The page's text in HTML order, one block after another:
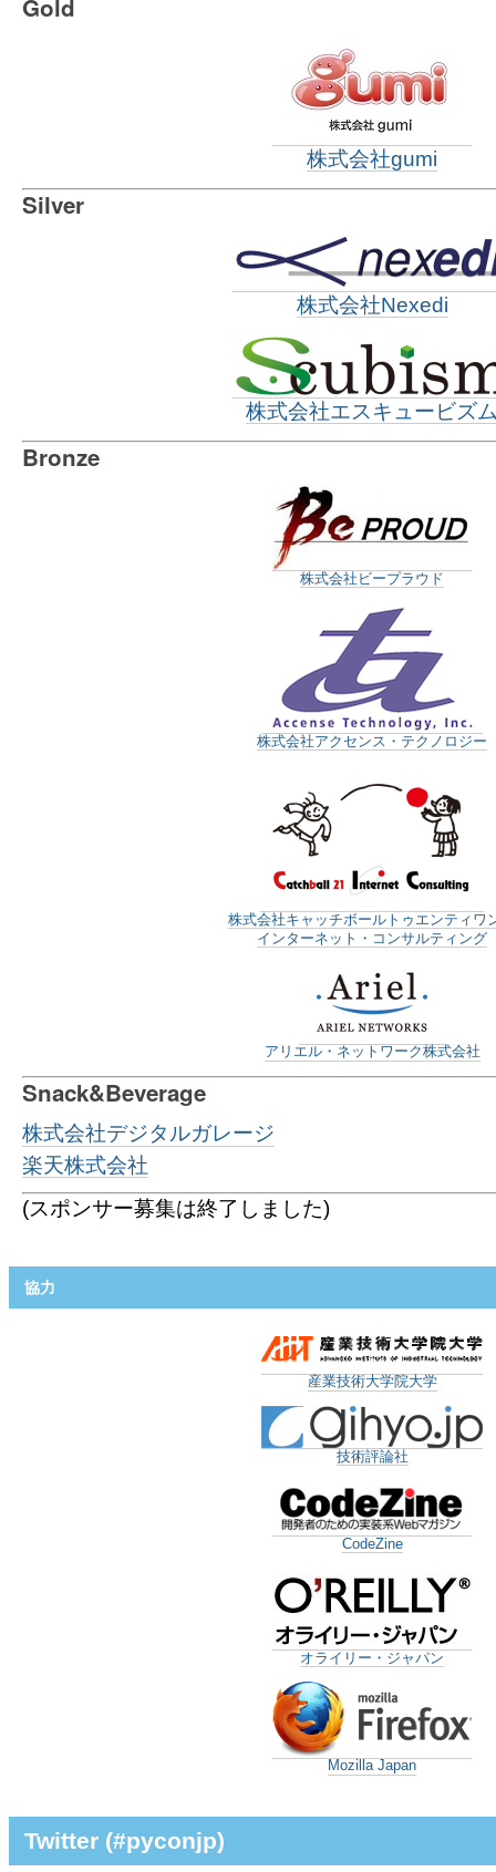
Gold
株式会社gumi
Silver
株式会社Nexedi
株式会社エスキュービズ
Bronze
株式会社ビープラウド
株式会社アクセンス・テクノロジー
株式会社キャッチボールトゥエンティワ
インターネット・コンサルティング
アリエル・ネットワーク株式会社
Snack&Beverage
株式会社デジタルガレージ
楽天株式会社
(スポンサー募集は終了しました)
協力
産業技術大学院大学
技術評論社
CodeZine
オライリー・ジャパン
Mozilla Japan
Twitter (#pyconjp)